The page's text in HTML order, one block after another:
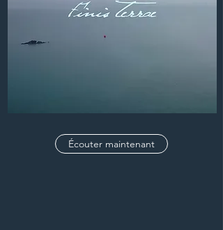
Écouter maintenant